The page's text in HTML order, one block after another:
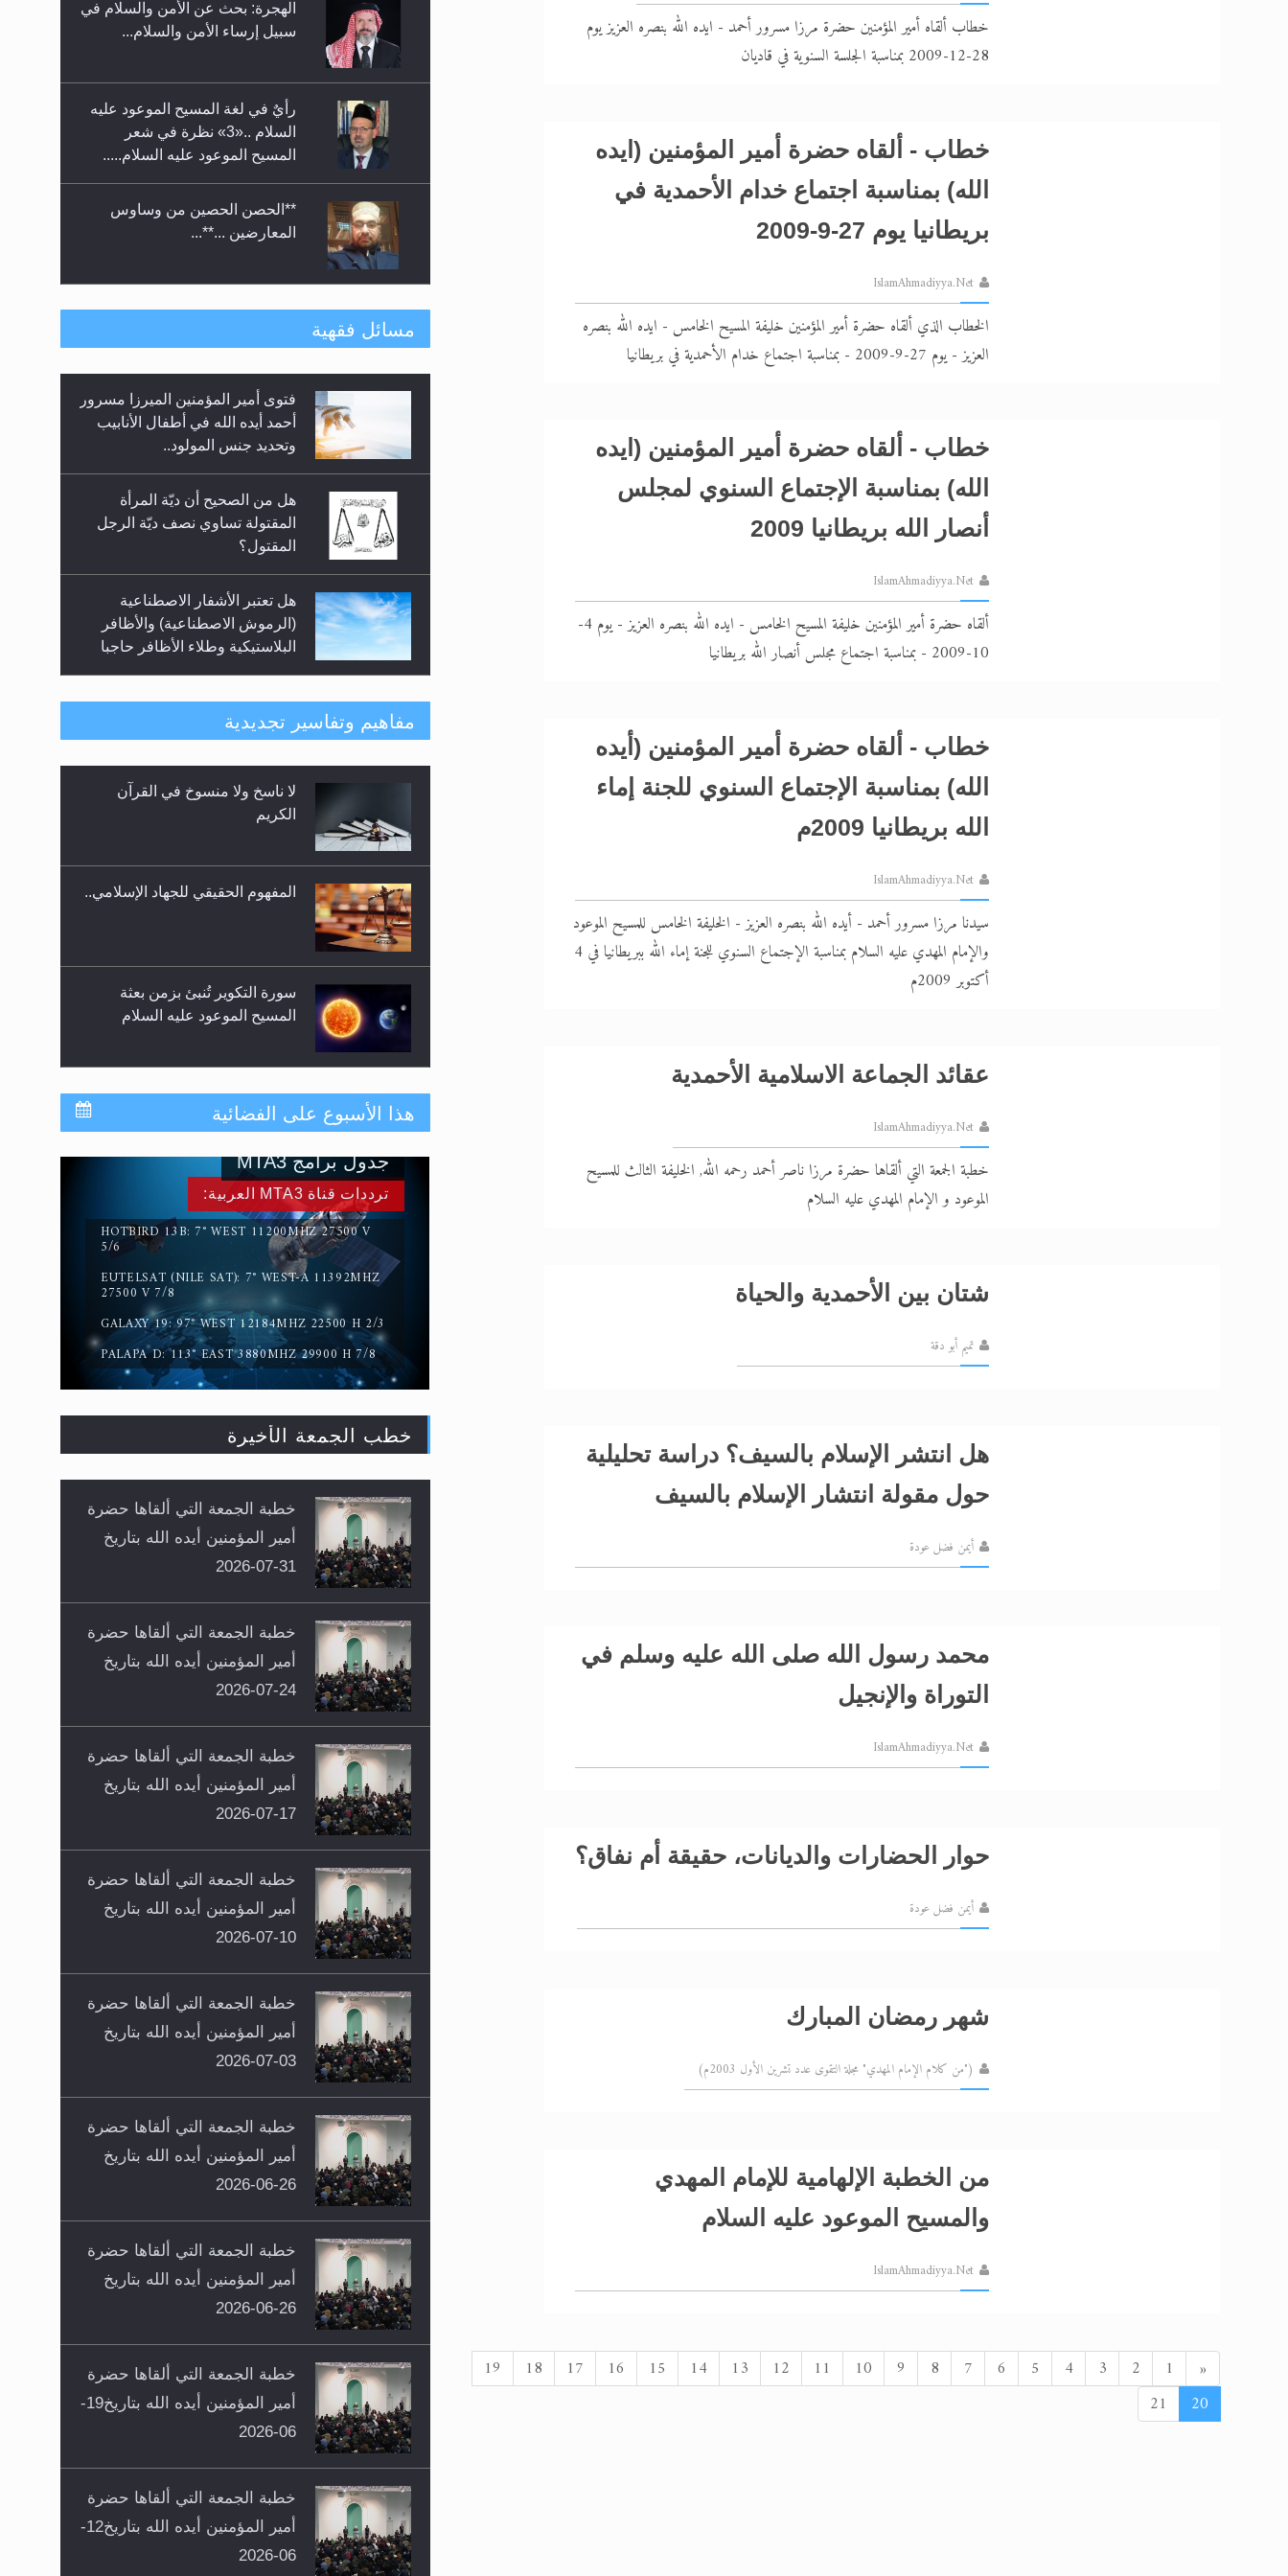
خطاب ألقاه أمير المؤمنين حضرة مرزا مسرور أحمد - ايده الله بنصره العزيز يوم
28-12-2009 بمناسبة الجلسة السنوية في قاديان
خطاب - ألقاه حضرة أمير المؤمنين (ايده
الله) بمناسبة اجتماع خدام الأحمدية في
بريطانيا يوم 27-9-2009
IslamAhmadiyya.Net
الخطاب الذي ألقاه حضرة أمير المؤمنين خليفة المسيح الخامس - ايده الله بنصره
العزيز - يوم 27-9-2009 - بمناسبة اجتماع خدام الأحمدية في بريطانيا
خطاب - ألقاه حضرة أمير المؤمنين (ايده
الله) بمناسبة الإجتماع السنوي لمجلس
أنصار الله بريطانيا 2009
IslamAhmadiyya.Net
ألقاه حضرة أمير المؤمنين خليفة المسيح الخامس - ايده الله بنصره العزيز - يوم 4-
10-2009 - بمناسبة اجتماع مجلس أنصار الله بريطانيا
خطاب - ألقاه حضرة أمير المؤمنين (أيده
الله) بمناسبة الإجتماع السنوي للجنة إماء
الله بريطانيا 2009م
IslamAhmadiyya.Net
سيدنا مرزا مسرور أحمد - أيده الله بنصره العزيز - الخليفة الخامس للمسيح الموعود
والإمام المهدي عليه السلام بمناسبة الإجتماع السنوي للجنة إماء الله ببريطانيا في 4
أكتوبر 2009م
عقائد الجماعة الاسلامية الأحمدية
IslamAhmadiyya.Net
خطبة الجمعة التي ألقاها حضرة مرزا ناصر أحمد رحمه الله, الخليفة الثالث للمسيح
الموعود و الإمام المهدي عليه السلام
شتان بين الأحمدية والحياة
تميم أبو دقة
هل انتشر الإسلام بالسيف؟ دراسة تحليلية
حول مقولة انتشار الإسلام بالسيف
أيمن فضل عودة
محمد رسول الله صلى الله عليه وسلم في
التوراة والإنجيل
IslamAhmadiyya.Net
حوار الحضارات والديانات، حقيقة أم نفاق؟
أيمن فضل عودة
شهر رمضان المبارك
("من كلام الإمام المهدي" مجلة التقوى عدد تشرين الأول 2003م)
من الخطبة الإلهامية للإمام المهدي
والمسيح الموعود عليه السلام
IslamAhmadiyya.Net
« السابق1
2
3
4
5
6
7
8
9
10
11
12
13
14
15
16
17
18
19
20
21
حفل توزيع الشهادات في الجامعة
الأحمدية بنيجيريا لعام 2025
الهجرة: بحث عن الأمن والسلام في
سبيل إرساء الأمن والسلام...
رأيٌ في لغة المسيح الموعود عليه
السلام ..«3» نظرة في شعر
المسيح الموعود عليه السلام.....
**الحصن الحصين من وساوس
المعارضين ...**...
متطلَّبات التّحريك الجديد...
رأيٌ في لغة المسيح الموعود عليه
السلام.. 4...
مسائل فقهية
فتوى أمير المؤمنين الميرزا مسرور
أحمد أيده الله في أطفال الأنابيب
وتحديد جنس المولود..
هل من الصحيح أن ديّة المرأة
المقتولة تساوي نصف ديّة الرجل
المقتول؟
هل تعتبر الأشفار الاصطناعية
(الرموش الاصطناعية) والأظافر
البلاستيكية وطلاء الأظافر حاجبا
هل يُحسب حول الزكاة وفق السنة
الميلادية أو الهجرية؟
هل يجوز فتح مشروع كوافير نسائي
للمحجبات وغير المحجبات؟
مفاهيم وتفاسير تجديدية
لا ناسخ ولا منسوخ في القرآن
الكريم
المفهوم الحقيقي للجهاد الإسلامي..
سورة التكوير تُنبئ بزمن بعثة
المسيح الموعود عليه السلام
حقيقة المسيح الدجال
القرآن قاضٍ وحكمٌ على السنة
ومهيمنٌ عليها.. ليس العكس
هذا الأسبوع على الفضائية
ترددات قناة MTA3 العربية:
HOTBIRD 13B: 7° WEST 11200MHZ 27500 V
5/6
EUTELSAT (NILE SAT): 7° WEST-A 11392MHZ
27500 V 7/8
GALAXY 19: 97° WEST 12184MHZ 22500 H 2/3
PALAPA D: 113° EAST 3880MHZ 29900 H 7/8
جدول برامج MTA3
خطب الجمعة الأخيرة
خطبة الجمعة التي ألقاها حضرة
أمير المؤمنين أيده الله بتاريخ
31-07-2026
خطبة الجمعة التي ألقاها حضرة
أمير المؤمنين أيده الله بتاريخ
24-07-2026
خطبة الجمعة التي ألقاها حضرة
أمير المؤمنين أيده الله بتاريخ
17-07-2026
خطبة الجمعة التي ألقاها حضرة
أمير المؤمنين أيده الله بتاريخ
10-07-2026
خطبة الجمعة التي ألقاها حضرة
أمير المؤمنين أيده الله بتاريخ
03-07-2026
خطبة الجمعة التي ألقاها حضرة
أمير المؤمنين أيده الله بتاريخ
26-06-2026
خطبة الجمعة التي ألقاها حضرة
أمير المؤمنين أيده الله بتاريخ
26-06-2026
خطبة الجمعة التي ألقاها حضرة
أمير المؤمنين أيده الله بتاريخ19-
06-2026
خطبة الجمعة التي ألقاها حضرة
أمير المؤمنين أيده الله بتاريخ12-
06-2026